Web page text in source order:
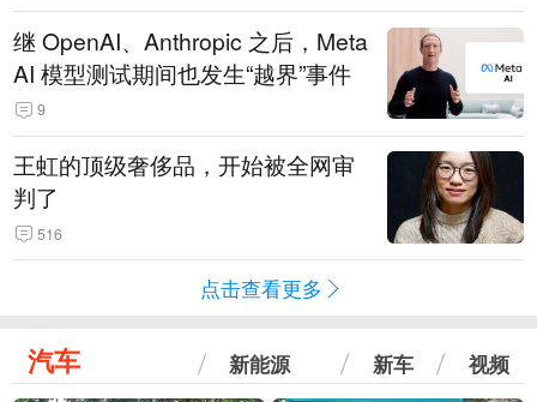
继 OpenAI、Anthropic 之后，Meta
AI 模型测试期间也发生“越界”事件
9
王虹的顶级奢侈品，开始被全网审
判了
516
点击查看更多
汽车 新能源 新车 视频